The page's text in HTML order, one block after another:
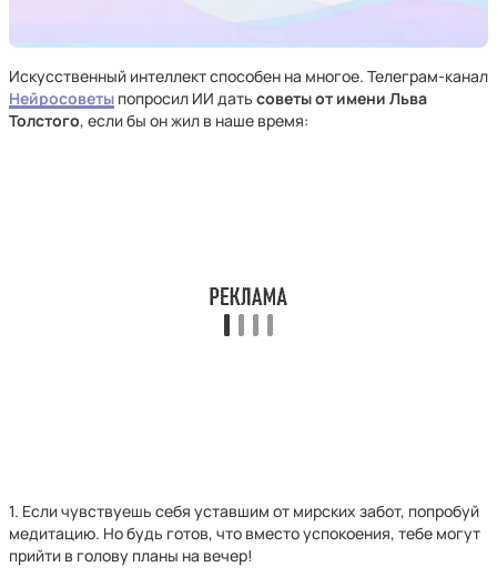
Искусственный интеллект способен на многое. Телеграм-канал
Нейросоветы попросил ИИ дать советы от имени Льва
Толстого, если бы он жил в наше время:
1. Если чувствуешь себя уставшим от мирских забот, попробуй
медитацию. Но будь готов, что вместо успокоения, тебе могут
прийти в голову планы на вечер!